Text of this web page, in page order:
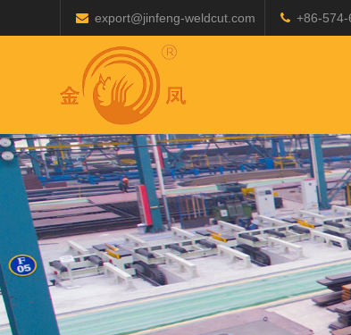
export@jinfeng-weldcut.com +86-